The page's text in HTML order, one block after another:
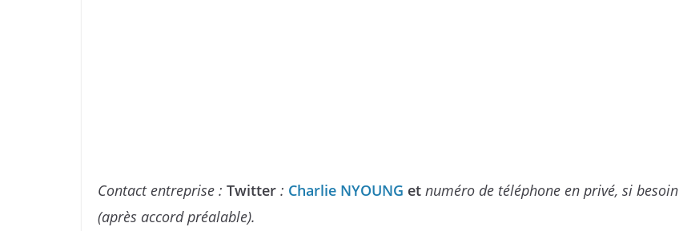
Contact entreprise : Twitter : Charlie NYOUNG et numéro de téléphone en privé, si besoin
(après accord préalable).